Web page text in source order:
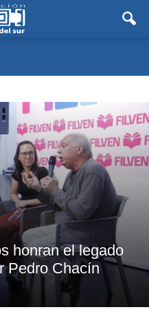
honran el legado
Pedro Chacín